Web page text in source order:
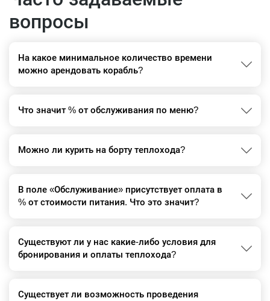
вопросы
На какое минимальное количество времени
можно арендовать корабль?
Что значит % от обслуживания по меню?
Можно ли курить на борту теплохода?
В поле «Обслуживание» присутствует оплата в
% от стоимости питания. Что это значит?
Существуют ли у нас какие-либо условия для
бронирования и оплаты теплохода?
Существует ли возможность проведения